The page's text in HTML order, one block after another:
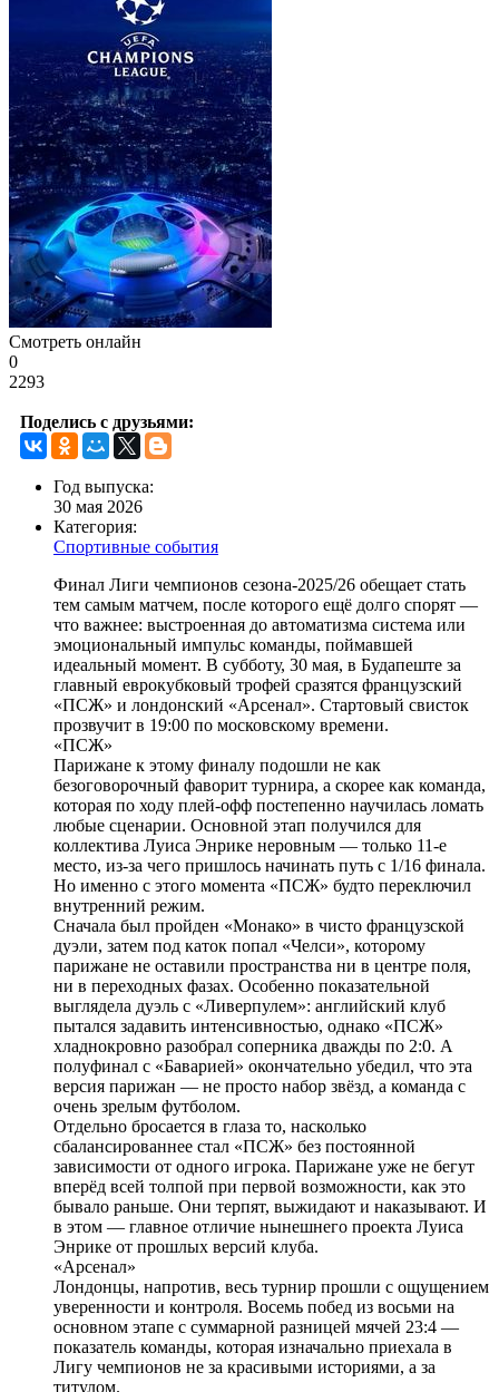
Смотреть онлайн
0
2293
Поделись с друзьями:
Год выпуска:
30 мая 2026
Категория:
Спортивные события
Финал Лиги чемпионов сезона-2025/26 обещает стать
тем самым матчем, после которого ещё долго спорят —
что важнее: выстроенная до автоматизма система или
эмоциональный импульс команды, поймавшей
идеальный момент. В субботу, 30 мая, в Будапеште за
главный еврокубковый трофей сразятся французский
«ПСЖ» и лондонский «Арсенал». Стартовый свисток
прозвучит в 19:00 по московскому времени.
«ПСЖ»
Парижане к этому финалу подошли не как
безоговорочный фаворит турнира, а скорее как команда,
которая по ходу плей-офф постепенно научилась ломать
любые сценарии. Основной этап получился для
коллектива Луиса Энрике неровным — только 11-е
место, из-за чего пришлось начинать путь с 1/16 финала.
Но именно с этого момента «ПСЖ» будто переключил
внутренний режим.
Сначала был пройден «Монако» в чисто французской
дуэли, затем под каток попал «Челси», которому
парижане не оставили пространства ни в центре поля,
ни в переходных фазах. Особенно показательной
выглядела дуэль с «Ливерпулем»: английский клуб
пытался задавить интенсивностью, однако «ПСЖ»
хладнокровно разобрал соперника дважды по 2:0. А
полуфинал с «Баварией» окончательно убедил, что эта
версия парижан — не просто набор звёзд, а команда с
очень зрелым футболом.
Отдельно бросается в глаза то, насколько
сбалансированнее стал «ПСЖ» без постоянной
зависимости от одного игрока. Парижане уже не бегут
вперёд всей толпой при первой возможности, как это
бывало раньше. Они терпят, выжидают и наказывают. И
в этом — главное отличие нынешнего проекта Луиса
Энрике от прошлых версий клуба.
«Арсенал»
Лондонцы, напротив, весь турнир прошли с ощущением
уверенности и контроля. Восемь побед из восьми на
основном этапе с суммарной разницей мячей 23:4 —
показатель команды, которая изначально приехала в
Лигу чемпионов не за красивыми историями, а за
титулом.